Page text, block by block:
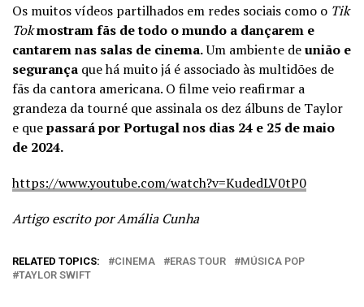
Os muitos vídeos partilhados em redes sociais como o Tik
Tokmostram fãs de todo o mundo a dançarem e
cantarem nas salas de cinema.Um ambiente deunião e
segurança que há muito já é associado às multidões de
fãs da cantora americana. O filme veio reafirmar a
grandeza da tourné que assinala os dez álbuns de Taylor
e quepassará por Portugal nos dias 24 e 25 de maio
de 2024.
https://www.youtube.com/watch?v=KudedLV0tP0
Artigo escrito por Amália Cunha
RELATED TOPICS: CINEMA ERAS TOUR
MÚSICA POP
TAYLOR SWIFT